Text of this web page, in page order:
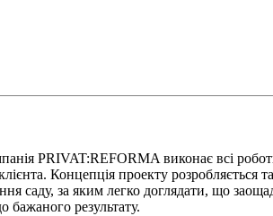
PRIVAT:REFORMA виконає всі
Концепція проекту
саду, за яким легко доглядати, що
бажаного результату.